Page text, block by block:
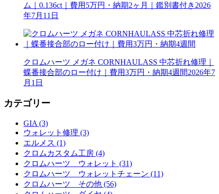
ム｜0.136ct｜費用5万円・納期2ヶ月｜鑑別書付き 2026
年7月11日
クロムハーツ メガネ CORNHAULASS 中芯折れ修理｜
蝶番接合部のロー付け｜費用3万円・納期4週間2026年7
月1日
カテゴリー
GIA (3)
ウォレット修理 (3)
エルメス (1)
クロムカスタム工房 (4)
クロムハーツ ウォレット (31)
クロムハーツ ウォレットチェーン (11)
クロムハーツ その他 (56)